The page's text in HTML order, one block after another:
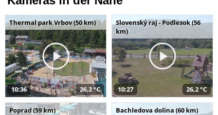
Thermal park Vrbov (50 km)
10:36 26,2 °C
Slovenský raj - Podlesok (56
km)
10:27 26,2 °C
Poprad (59 km) Bachledova dolina (60 km)